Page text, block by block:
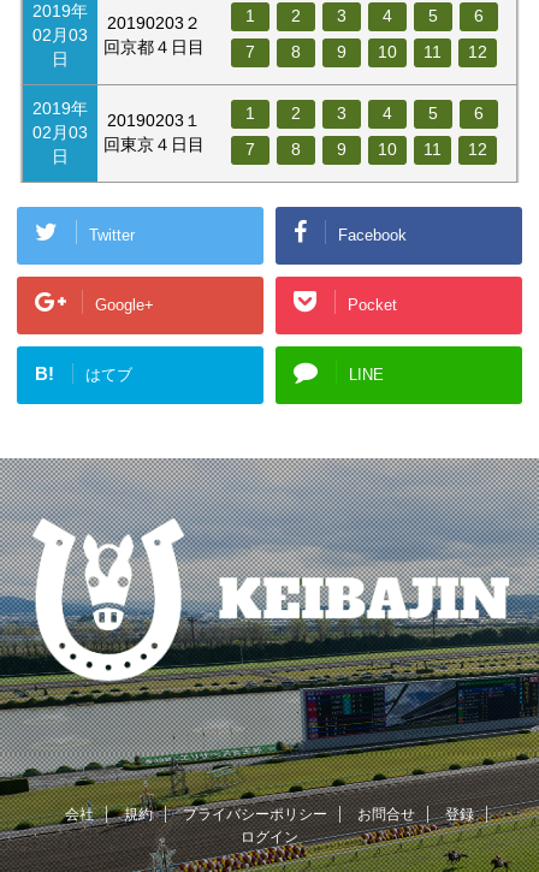
2019年
02月03
日
20190203２
回京都４日目
1 2 3 4 5
6
7
8 9 10 11 12
2019年
02月03
日
20190203１
回東京４日目
1 2 3 4 5
6
7
8 9 10 11 12
Twitter Facebook
Google+ Pocket
B! はてブ LINE
会社 規約 プライバシーポリシー お問合せ
登録
ログイン